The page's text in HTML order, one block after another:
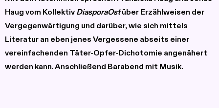
Haug vom Kollektiv DiasporaOstüber Erzählweisen der
Vergegenwärtigung und darüber, wie sich mittels
Literatur an eben jenes Vergessene abseits einer
vereinfachenden Täter-Opfer-Dichotomie angenähert
werden kann. Anschließend Barabend mit Musik.